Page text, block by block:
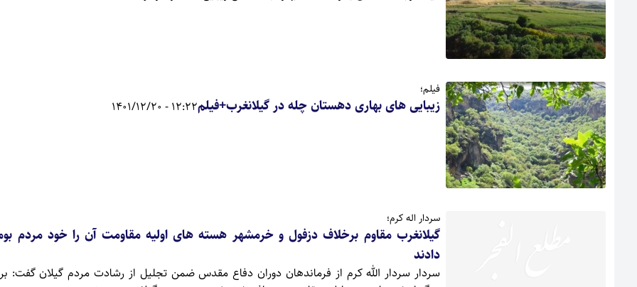
فیلم؛
زیبایی های بهاری دهستان چله در گیلانغرب+فیلم12:22 - 1401/12/20
سردار اله کرم؛
گیلانغرب مقاوم برخلاف دزفول و خرمشهر هسته های اولیه مقاومت آن را خود مردم
دادند
سردار سردار الله کرم از فرماندهان دوران دفاع مقدس ضمن تجلیل از رشادت مردم گیلان گفت: